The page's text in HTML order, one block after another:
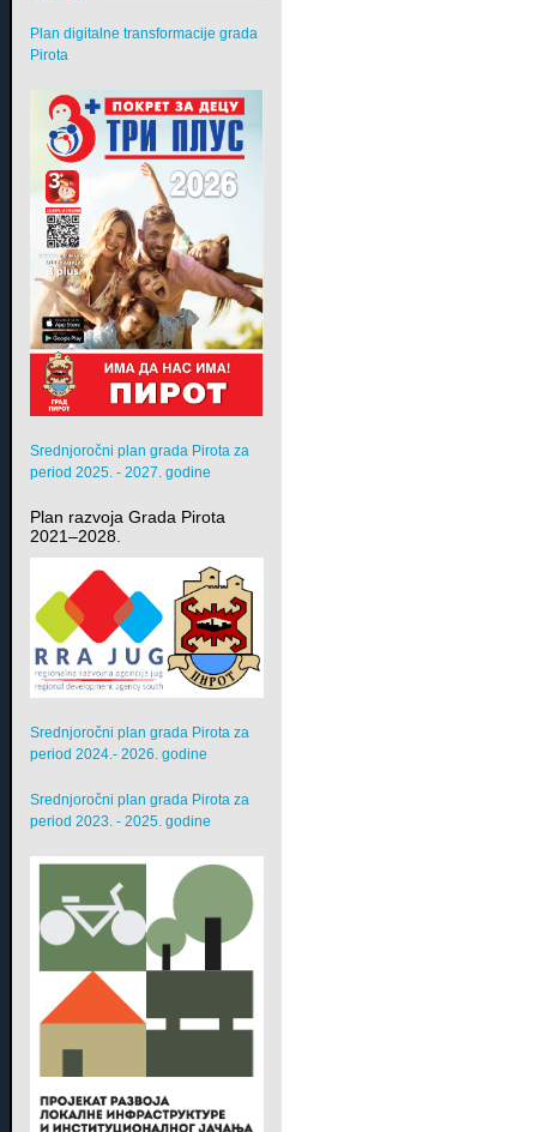
Plan digitalne transformacije grada
Pirota
Srednjoročni plan grada Pirota za
period 2025. - 2027. godine
Plan razvoja Grada Pirota
2021–2028.
Srednjoročni plan grada Pirota za
period 2024.- 2026. godine
Srednjoročni plan grada Pirota za
period 2023. - 2025. godine